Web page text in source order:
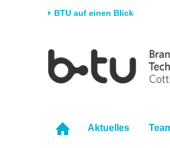
BTU auf einen Blick
Universität
Karriere & Engagement
Aktuelles